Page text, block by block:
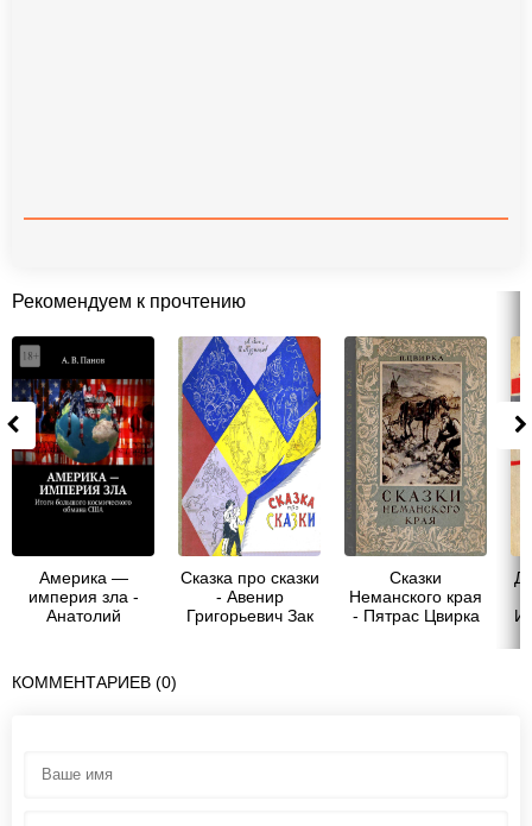
Рекомендуем к прочтению
Америка —
империя зла -
Анатолий
Сказка про сказки
- Авенир
Григорьевич Зак
Сказки
Неманского края
- Пятрас Цвирка
КОММЕНТАРИЕВ (0)